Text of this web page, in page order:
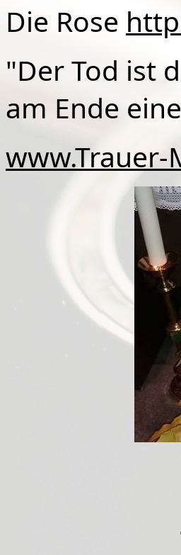
Die Rose
"Der Tod ist
am Ende
www.Trauer-